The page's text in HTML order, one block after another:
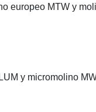
europeo MTW y
y micromolino